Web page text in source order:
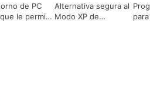
de PC
le permite
Alternativa segura al
Modo XP de